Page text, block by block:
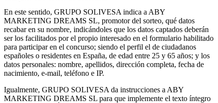
En este sentido, GRUPO SOLIVESA indica a ABY
MARKETING DREAMS SL, promotor del sorteo, qué datos
recabar en su nombre, indicándoles que los datos captados deberán
ser los facilitados por el propio interesado en el formulario habilitado
para participar en el concurso; siendo el perfil el de ciudadanos
españoles o residentes en España, de edad entre 25 y 65 años; y los
datos personales: nombre, apellidos, dirección completa, fecha de
nacimiento, e-mail, teléfono e IP.
Igualmente, GRUPO SOLIVESA da instrucciones a ABY
MARKETING DREAMS SL para que implemente el texto íntegro